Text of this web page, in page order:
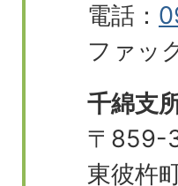
電話：
ファッ
千綿支
〒859-
東彼杵